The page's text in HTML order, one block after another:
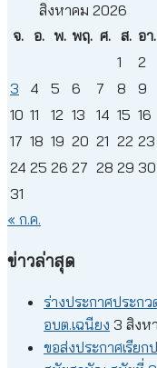
สิงหาคม 2026
จ. อ. พ. พฤ. ศ. ส. อา.
1
2
3
4 5 6 7 8
9
10 11 12 13 14 15 16
17 18 19 20 21 22 23
24 25 26 27 28 29 30
31
« ก.ค.
ข่าวล่าสุด
ร่างประกาศประก
อบต.เฉนียง 3 สิงห
ขอส่งประกาศเรีย